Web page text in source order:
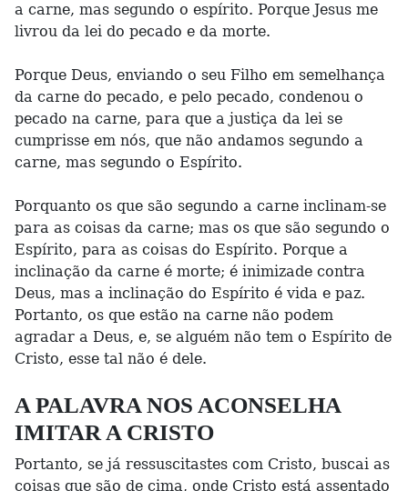
a carne, mas segundo o espírito. Porque Jesus me
livrou da lei do pecado e da morte.
Porque Deus, enviando o seu Filho em semelhança
da carne do pecado, e pelo pecado, condenou o
pecado na carne, para que a justiça da lei se
cumprisse em nós, que não andamos segundo a
carne, mas segundo o Espírito.
Porquanto os que são segundo a carne inclinam-se
para as coisas da carne; mas os que são segundo o
Espírito, para as coisas do Espírito. Porque a
inclinação da carne é morte; é inimizade contra
Deus, mas a inclinação do Espírito é vida e paz.
Portanto, os que estão na carne não podem
agradar a Deus, e, se alguém não tem o Espírito de
Cristo, esse tal não é dele.
A PALAVRA NOS ACONSELHA
IMITAR A CRISTO
Portanto, se já ressuscitastes com Cristo, buscai as
coisas que são de cima, onde Cristo está assentado